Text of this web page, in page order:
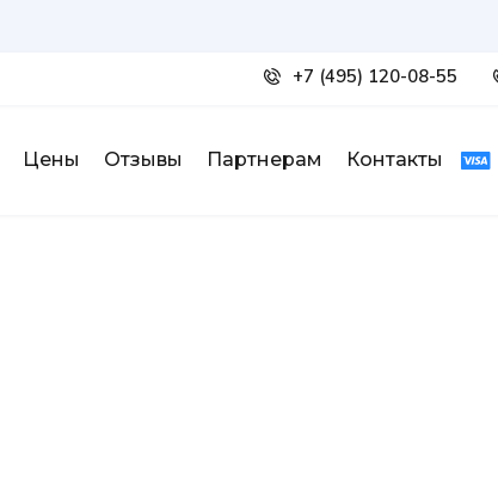
+7 (495) 120-08-55
Цены Отзывы Партнерам Контакты